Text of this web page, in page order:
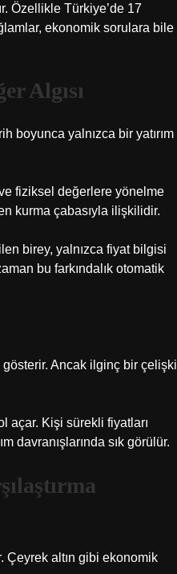
Özellikle Türkiye’de 17
ekonomik sorulara bile
Algısı
boyunca yalnızca bir yatırım
fiziksel değerlere yönelme
kurma çabasıyla ilişkilidir.
birey, yalnızca fiyat bilgisi
bu farkındalık otomatik
gösterir. Ancak ilginç bir çelişki
açar. Kişi sürekli fiyatları
davranışlarında sık görülür.
Çeyrek altın gibi ekonomik